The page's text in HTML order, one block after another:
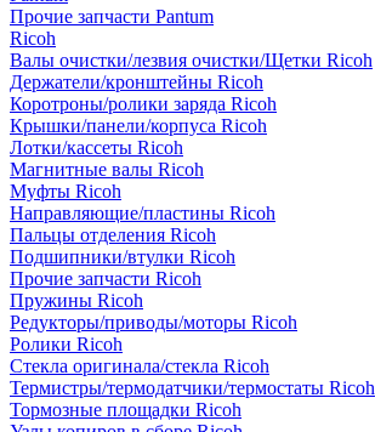
Прочие запчасти Pantum
Ricoh
Валы очистки/лезвия очистки/Щетки Ricoh
Держатели/кронштейны Ricoh
Коротроны/ролики заряда Ricoh
Крышки/панели/корпуса Ricoh
Лотки/кассеты Ricoh
Магнитные валы Ricoh
Муфты Ricoh
Направляющие/пластины Ricoh
Пальцы отделения Ricoh
Подшипники/втулки Ricoh
Прочие запчасти Ricoh
Пружины Ricoh
Редукторы/приводы/моторы Ricoh
Ролики Ricoh
Стекла оригинала/стекла Ricoh
Термистры/термодатчики/термостаты Ricoh
Тормозные площадки Ricoh